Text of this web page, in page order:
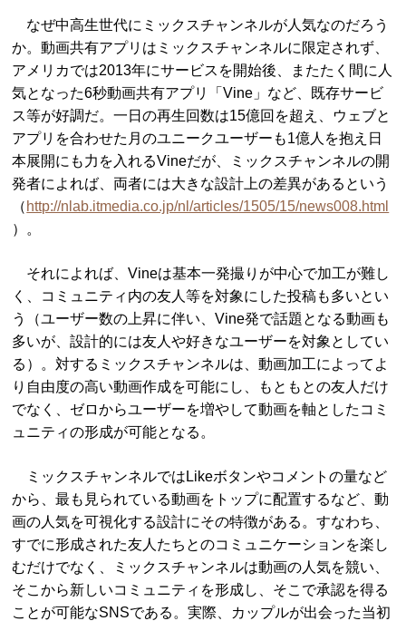
なぜ中高生世代にミックスチャンネルが人気なのだろう
か。動画共有アプリはミックスチャンネルに限定されず、
アメリカでは2013年にサービスを開始後、またたく間に人
気となった6秒動画共有アプリ「Vine」など、既存サービ
ス等が好調だ。一日の再生回数は15億回を超え、ウェブと
アプリを合わせた月のユニークユーザーも1億人を抱え日
本展開にも力を入れるVineだが、ミックスチャンネルの開
発者によれば、両者には大きな設計上の差異があるという
（ http://nlab.itmedia.co.jp/nl/articles/1505/15/news008.html
）。
それによれば、Vineは基本一発撮りが中心で加工が難し
く、コミュニティ内の友人等を対象にした投稿も多いとい
う（ユーザー数の上昇に伴い、Vine発で話題となる動画も
多いが、設計的には友人や好きなユーザーを対象としてい
る）。対するミックスチャンネルは、動画加工によってよ
り自由度の高い動画作成を可能にし、もともとの友人だけ
でなく、ゼロからユーザーを増やして動画を軸としたコミ
ュニティの形成が可能となる。
ミックスチャンネルではLikeボタンやコメントの量など
から、最も見られている動画をトップに配置するなど、動
画の人気を可視化する設計にその特徴がある。すなわち、
すでに形成された友人たちとのコミュニケーションを楽し
むだけでなく、ミックスチャンネルは動画の人気を競い、
そこから新しいコミュニティを形成し、そこで承認を得る
ことが可能なSNSである。実際、カップルが出会った当初